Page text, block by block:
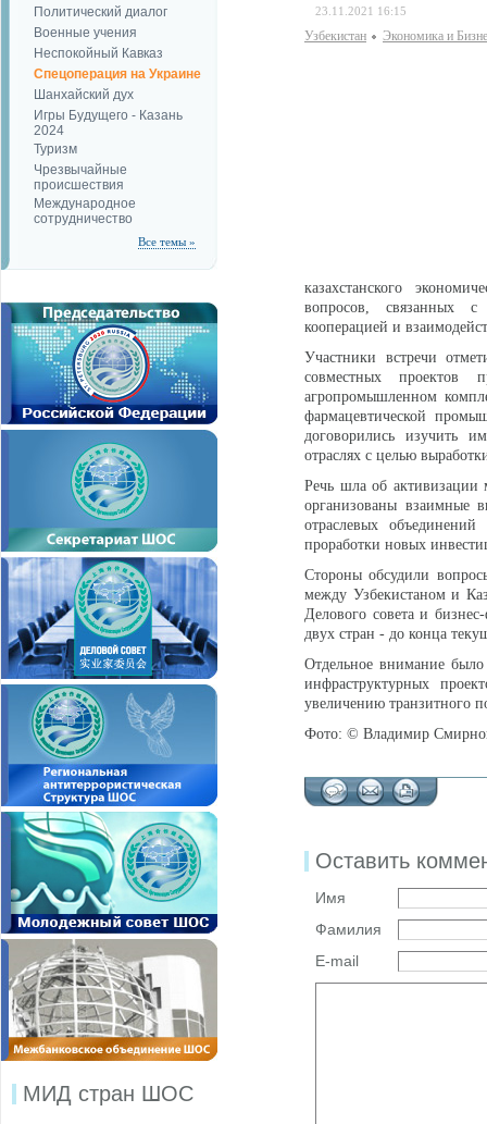
Политический диалог
Военные учения
Неспокойный Кавказ
Спецоперация на Украине
Шанхайский дух
Игры Будущего - Казань
2024
Туризм
Чрезвычайные
происшествия
Международное
сотрудничество
Все темы »
МИД стран ШОС
23.11.2021 16:15
Узбекистан Экономика и
казахстанского
вопросов, связанных с
кооперацией и
Участники встречи
совместных
агропромышленном
фармацевтической
договорились изучить
отраслях с целью
Речь шла об активизации
организованы взаимные
отраслевых
проработки новых
Стороны обсудили
между Узбекистаном и
Делового совета и
двух стран - до конца
Отдельное внимание было
инфраструктурных
увеличению транзитного
Фото: © Владимир
Оставить
Имя
Фамилия
E-mail